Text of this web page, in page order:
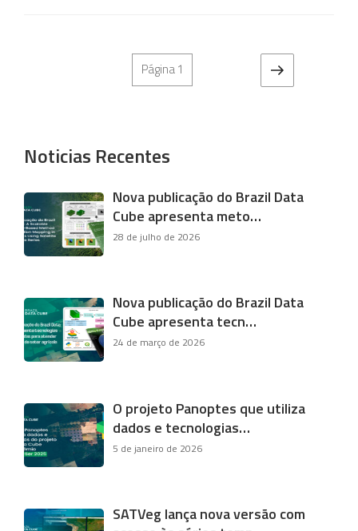
treinamento
de
dados
de
software”
Página1 Próxima
página
Noticias Recentes
Nova publicação do Brazil Data
Cube apresenta meto…
28 de julho de 2026
Nova publicação do Brazil Data
Cube apresenta tecn…
24 de março de 2026
O projeto Panoptes que utiliza
dados e tecnologias…
5 de janeiro de 2026
SATVeg lança nova versão com